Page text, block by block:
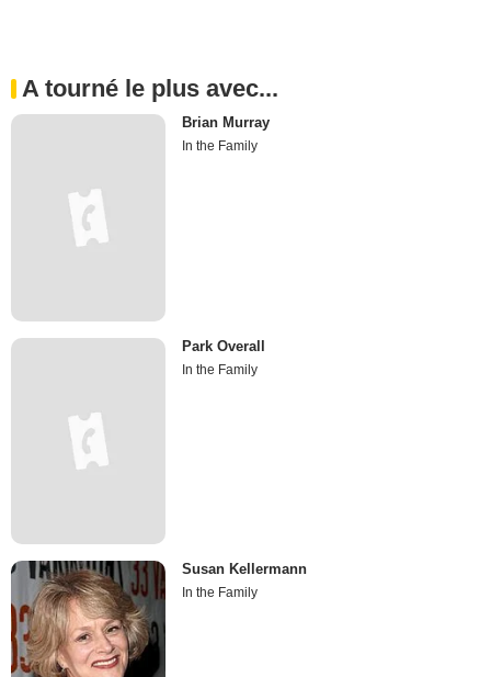
A tourné le plus avec...
Brian Murray
In the Family
Park Overall
In the Family
Susan Kellermann
In the Family